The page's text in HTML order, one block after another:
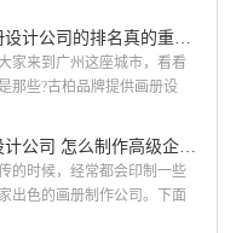
有很深的...
能缺少的。标志设计画册设
要成功到几乎找不至更好
的目标，其难度比之其它任
因此古柏品牌设计对标志设
...
来到广州这座城市，看看
那些?古柏品牌提供画册设
广州集团/单位/产品/目录画
少喜欢设计的小伙伴都会对
! 一、广州的古柏设计 古
推广，企业vi形象设计、平面
时候，经常都会印制一些
出色的画册制作公司。下面